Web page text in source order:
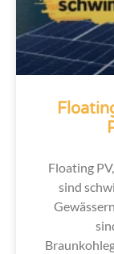
Floating
sind